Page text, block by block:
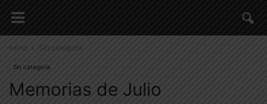
Inicio Sin categoría
Sin categoría
Memorias de Julio